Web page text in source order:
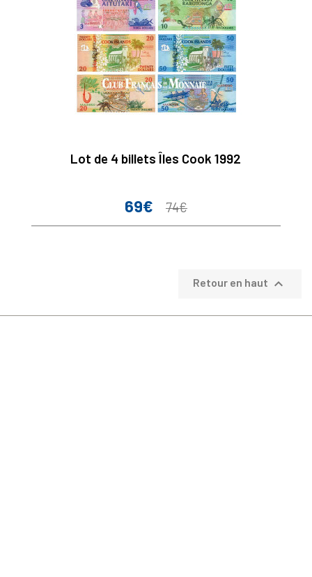
Lot de 4 billets Îles Cook 1992
Prix
69€
Prix
74€
Retour en haut 